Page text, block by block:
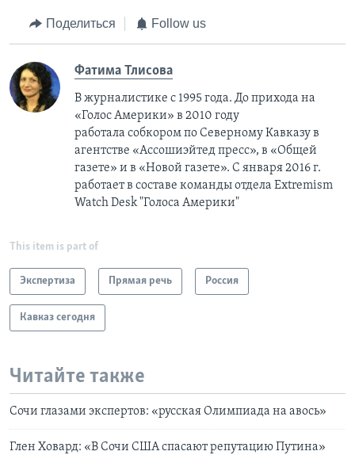
Поделиться Follow us
Фатима Тлисовa
В журналистике с 1995 года. До прихода на
«Голос Америки» в 2010 году
работала собкором по Северному Кавказу в
агентстве «Ассошиэйтед пресс», в «Общей
газете» и в «Новой газете». С января 2016 г.
работает в составе команды отдела Extremism
Watch Desk "Голоса Америки"
This item is part of
Экспертиза Прямая речь Россия
Кавказ сегодня
Читайте также
Сочи глазами экспертов: «русская Олимпиада на авось»
Глен Ховард: «В Сочи США спасают репутацию Путина»